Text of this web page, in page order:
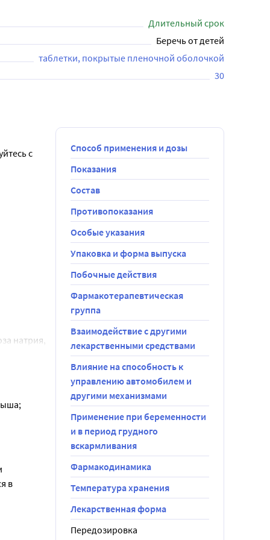
Длительный срок
Беречь от детей
таблетки, покрытые пленочной оболочкой
30
с
1
водой или
натрия,
мозге
в
Способ применения и дозы
Показания
Состав
Противопоказания
Особые указания
Упаковка и форма выпуска
Побочные действия
Фармакотерапевтическая
группа
Взаимодействие с другими
лекарственными средствами
Влияние на способность к
управлению автомобилем и
другими механизмами
Применение при беременности
и в период грудного
вскармливания
Фармакодинамика
Температура хранения
Лекарственная форма
Передозировка